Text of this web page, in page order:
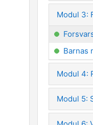
Modul 3:
Barnas
Modul 4:
Modul 5: